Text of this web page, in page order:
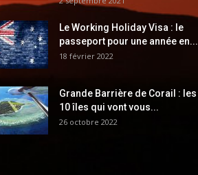
Le Working Holiday Visa : le
passeport pour une année en...
18 février 2022
Grande Barrière de Corail : les
10 îles qui vont vous...
26 octobre 2022